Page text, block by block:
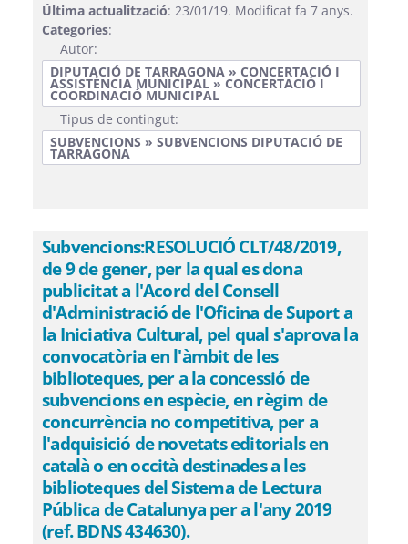
Última actualització: 23/01/19. Modificat fa 7 anys.
Categories:
Autor:
DIPUTACIÓ DE TARRAGONA » CONCERTACIÓ I
ASSISTÈNCIA MUNICIPAL » CONCERTACIÓ I
COORDINACIÓ MUNICIPAL
Tipus de contingut:
SUBVENCIONS » SUBVENCIONS DIPUTACIÓ DE
TARRAGONA
Subvencions:RESOLUCIÓ CLT/48/2019,
de 9 de gener, per la qual es dona
publicitat a l'Acord del Consell
d'Administració de l'Oficina de Suport a
la Iniciativa Cultural, pel qual s'aprova la
convocatòria en l'àmbit de les
biblioteques, per a la concessió de
subvencions en espècie, en règim de
concurrència no competitiva, per a
l'adquisició de novetats editorials en
català o en occità destinades a les
biblioteques del Sistema de Lectura
Pública de Catalunya per a l'any 2019
(ref. BDNS 434630).